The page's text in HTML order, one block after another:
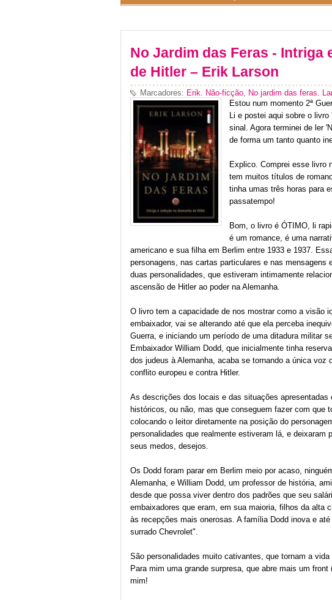
No Jardim das Feras - Intriga
de Hitler – Erik Larson
Marcadores: Erik. Não-ficção
No jardim das feras.
Estou num momento 2ª
Li e postei aqui sobre o
sinal. Agora terminei de ler
de forma um tanto quanto
Explico. Comprei esse livro
tem muitos títulos de
tinha umas três horas para
passatempo!
Bom, o livro é ÓTIMO, li
é um romance, é uma
americano e sua filha em Berlim entre 1933 e 1937.
personagens, nas cartas particulares e nas mensagens
duas personalidades, que estiveram intimamente
ascensão de Hitler ao poder na Alemanha.
O livro tem a capacidade de nos mostrar como a visão
embaixador, vai se alterando até que ela perceba
Guerra, e iniciando um período de uma ditadura militar
Embaixador William Dodd, que inicialmente tinha
dos judeus à Alemanha, acaba se tornando a única voz
conflito europeu e contra Hitler.
As descrições dos locais e das situações
históricos, ou não, mas que conseguem fazer com que
colocando o leitor diretamente na posição do
personalidades que realmente estiveram lá, e deixaram
seus medos, desejos.
Os Dodd foram parar em Berlim meio por acaso,
Alemanha, e William Dodd, um professor de história,
desde que possa viver dentro dos padrões que seu
embaixadores que eram, em sua maioria, filhos da alta
às recepções mais onerosas. A família Dodd inova e
surrado Chevrolet".
São personalidades muito cativantes, que tornam a vida
Para mim uma grande surpresa, que abre mais um
mim!